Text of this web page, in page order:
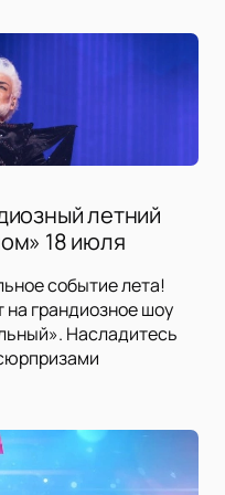
летний
18 июля
событие лета!
грандиозное шоу
Насладитесь